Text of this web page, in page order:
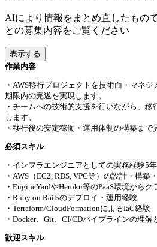
AIにより情報をまとめ直したもの
との募集内容をご覧ください
表示する
作業内容
・AWS移行プロジェクトを技術面・マネジ
期限内の完遂を実現します。
・チームへの技術的支援を行いながら、
します。
・移行後の安定稼働・運用体制の構築まで
必須スキル
・インフラエンジニアとしての実務経験5
・AWS（EC2, RDS, VPC等）の設計・構築
・EngineYardやHeroku等のPaaS環境から
・Ruby on Railsのデプロイ・運用経験
・Terraform/CloudFormationによるIaC経験
・Docker、Git、CI/CDパイプラインの理解
歓迎スキル